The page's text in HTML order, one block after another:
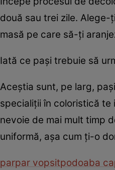
două sau trei zile.
masă pe care să-ţi
Iată ce paşi trebuie să
Aceştia sunt, pe larg,
specialiţii în coloristică
nevoie de mai mult timp
uniformă, aşa cum ţi-o
parpar vopsitpodoaba